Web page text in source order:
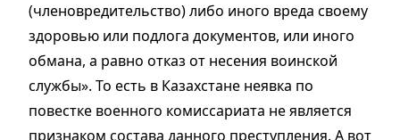
(членовредительство) либо иного вреда своему
здоровью или подлога документов, или иного
обмана, а равно отказ от несения воинской
службы». То есть в Казахстане неявка по
повестке военного комиссариата не является
признаком состава данного преступления. А вот